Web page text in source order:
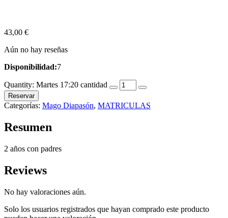
43,00 €
Aún no hay reseñas
Disponibilidad:7
Quantity: Martes 17:20 cantidad
Reservar
Categorías: Mago Diapasón, MATRICULAS
Resumen
2 años con padres
Reviews
No hay valoraciones aún.
Solo los usuarios registrados que hayan comprado este producto